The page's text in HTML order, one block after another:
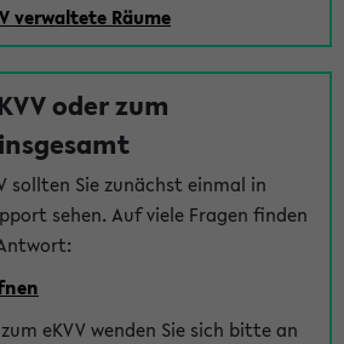
verwaltete Räume
oder zum
sollten Sie zunächst einmal in
sehen. Auf viele Fragen finden
eKVV wenden Sie sich bitte an